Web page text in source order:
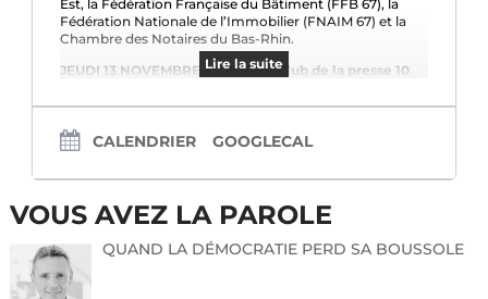
Lire la suite
Est, la Fédération Française du Bâtiment (FFB 67), la
Fédération Nationale de l’Immobilier (FNAIM 67) et la
Chambre des Notaires du Bas-Rhin.
JEUDI 13 NOVEMBRE à 10h30 au Club de la presse 10
 Maître Catherine BERTHOL, Présidente de la
 Monsieur Olivier KINDER, Président de la FPI du
Grand Est,
 Monsieur Frank MAIRE, Président Pôle Habitat FFB
CALENDRIER GOOGLECAL
VOUS AVEZ LA PAROLE
QUAND LA DÉMOCRATIE PERD SA BOUSSOLE